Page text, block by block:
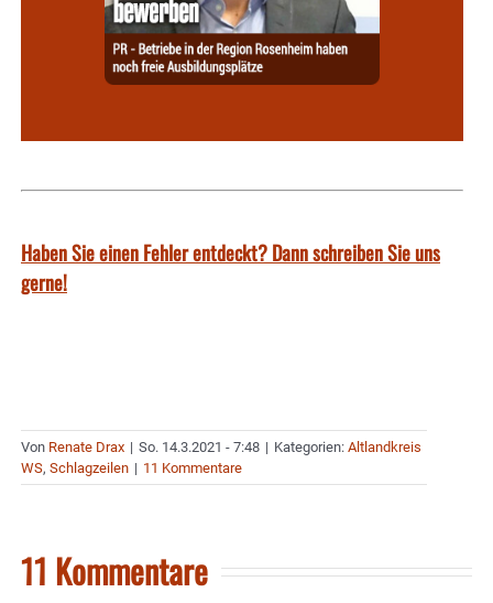
Haben Sie einen Fehler entdeckt? Dann schreiben Sie uns
gerne!
Von Renate Drax | So. 14.3.2021 - 7:48 | Kategorien: Altlandkreis
WS, Schlagzeilen | 11 Kommentare
11 Kommentare